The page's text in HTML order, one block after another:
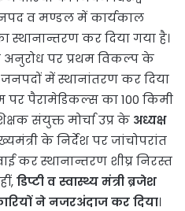
व मण्डल में कार्यकाल
स्थानान्तरण कर दिया गया है।
अनुरोध पर प्रथम विकल्प के
में स्थानांतरण कर दिया
पर पैरामेडिकल्स का 100 किमी
संयुक्त मोर्चा उप्र के अध्यक्ष
के निर्देश पर जांचोपरांत
कर स्थानान्तरण शीघ्र निरस्त
डिप्टी व स्वास्थ्य मंत्री ब्रजेश
ने नजरअंदाज कर दिया।